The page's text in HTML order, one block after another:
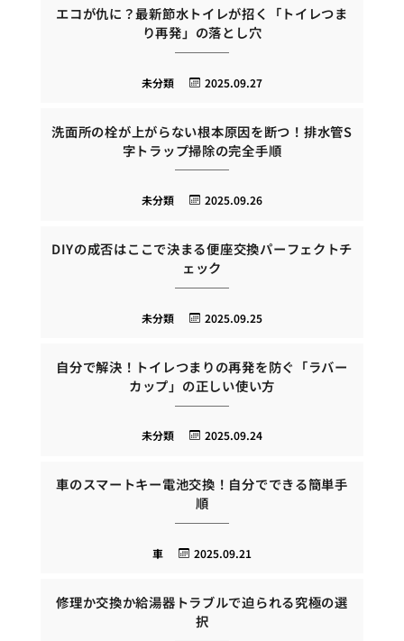
エコが仇に？最新節水トイレが招く「トイレつま
り再発」の落とし穴
2025.09.27
未分類
洗面所の栓が上がらない根本原因を断つ！排水管S
字トラップ掃除の完全手順
2025.09.26
未分類
DIYの成否はここで決まる便座交換パーフェクトチ
ェック
2025.09.25
未分類
自分で解決！トイレつまりの再発を防ぐ「ラバー
カップ」の正しい使い方
2025.09.24
未分類
車のスマートキー電池交換！自分でできる簡単手
順
2025.09.21
車
修理か交換か給湯器トラブルで迫られる究極の選
択